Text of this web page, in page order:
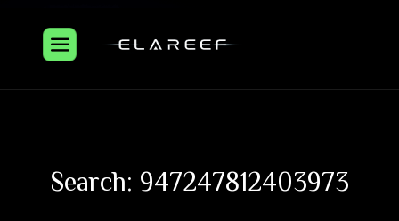
Search: 947247812403973